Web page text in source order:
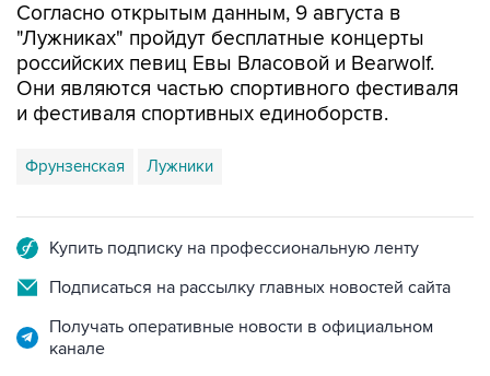
Согласно открытым данным, 9 августа в
"Лужниках" пройдут бесплатные концерты
российских певиц Евы Власовой и Bearwolf.
Они являются частью спортивного фестиваля
и фестиваля спортивных единоборств.
Фрунзенская Лужники
Купить подписку на профессиональную ленту
Подписаться на рассылку главных новостей сайта
Получать оперативные новости в официальном
канале